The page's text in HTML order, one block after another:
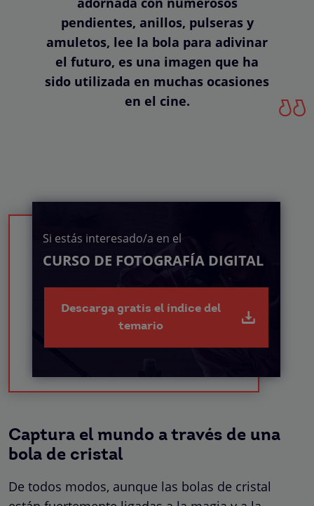
pendientes, anillos, pulseras y
amuletos, lee la bola para adivinar
el futuro, es una imagen que ha
sido utilizada en muchas ocasiones
en el cine.
Si estás interesado/a en el
CURSO DE FOTOGRAFÍA DIGITAL
Descarga gratis el índice del
temario
Captura el mundo a través de una
bola de cristal
De todos modos, aunque las bolas de cristal